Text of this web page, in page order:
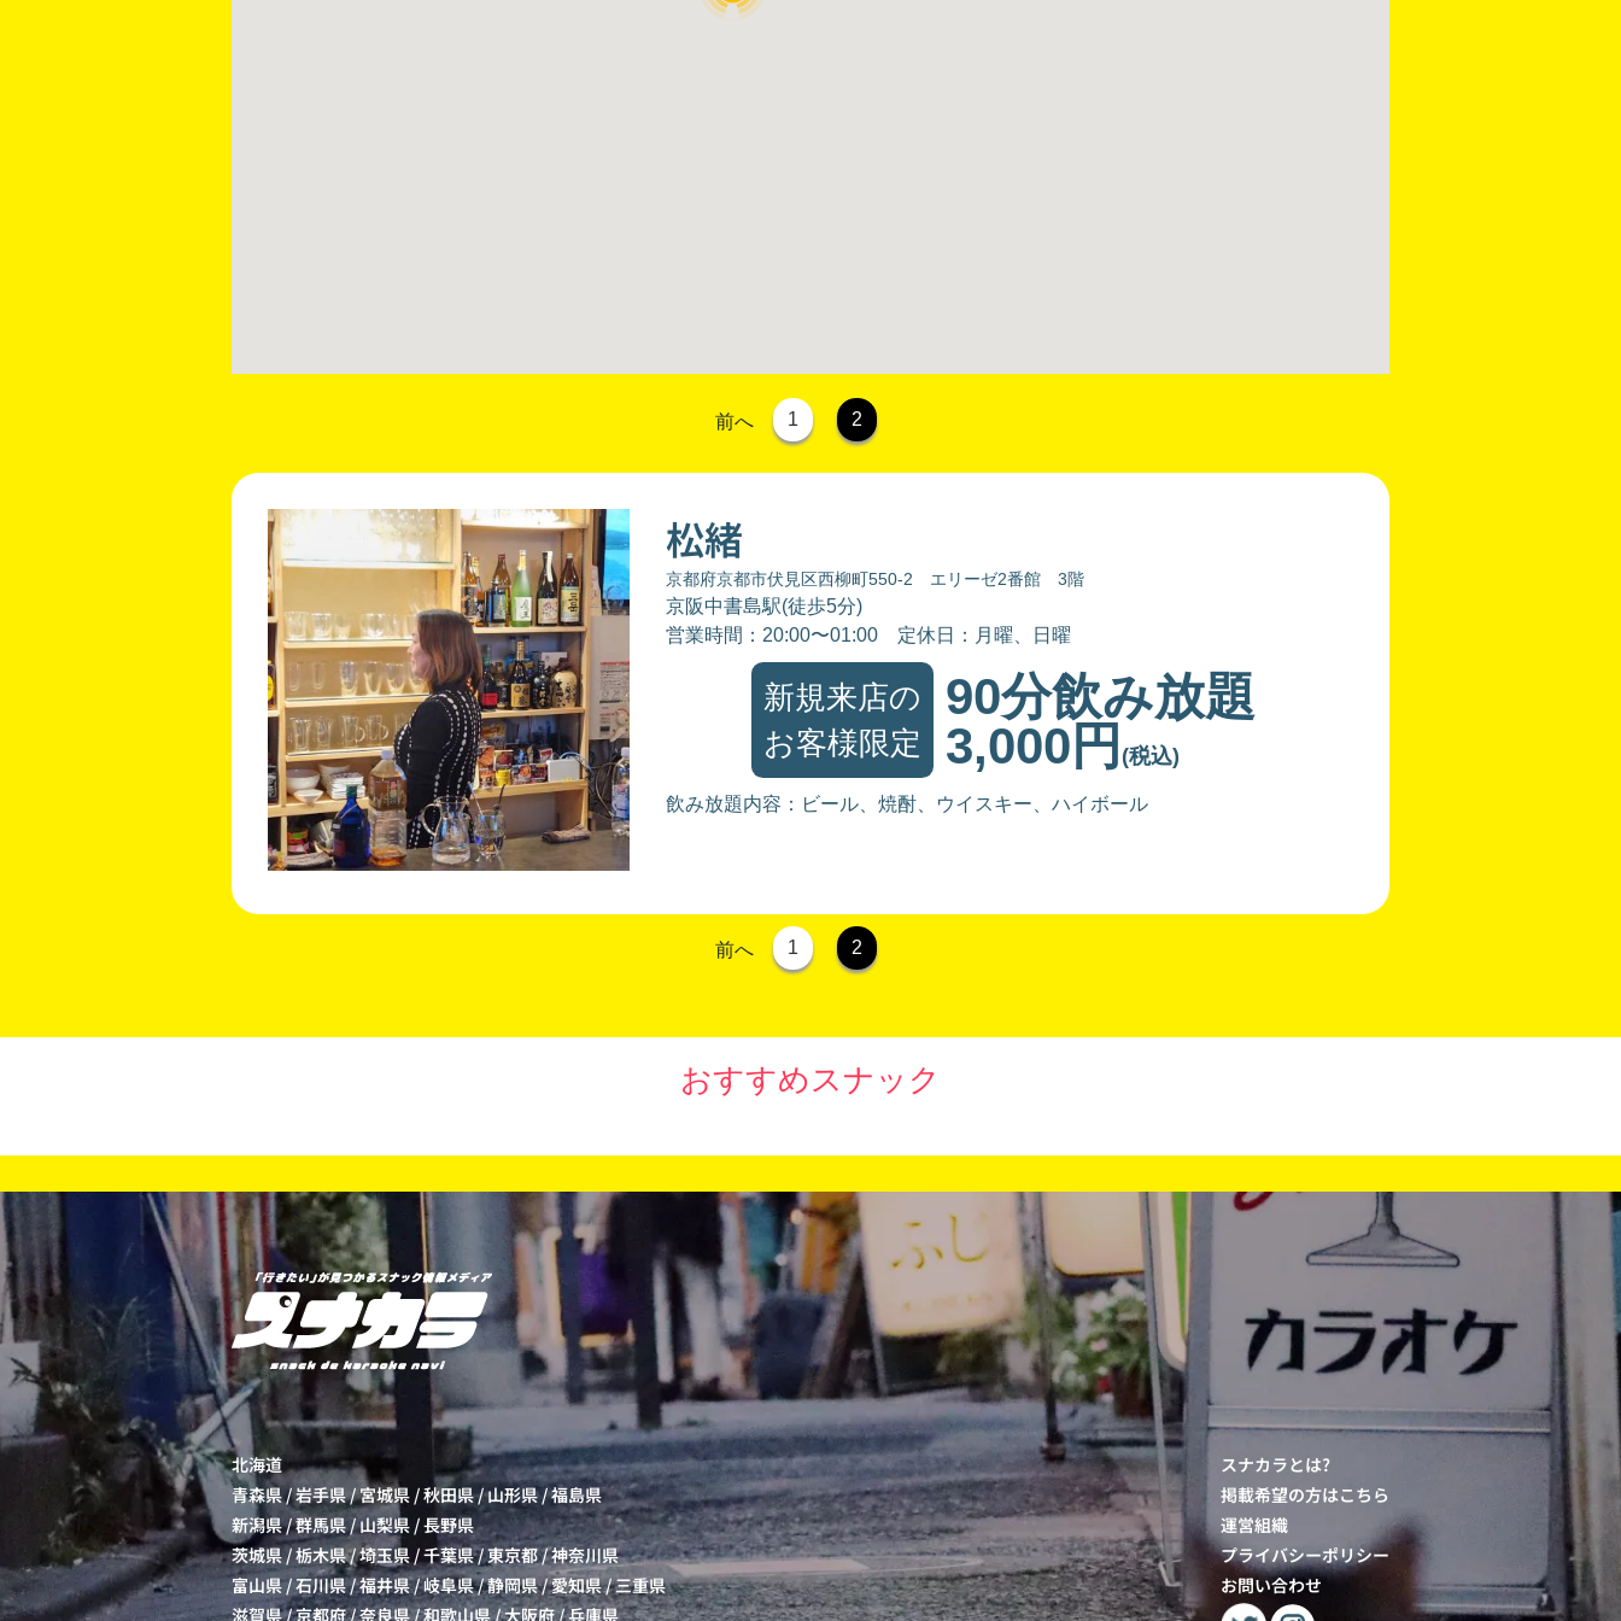
前へ 1 2
松緒
京都府京都市伏見区西柳町550-2 エリーゼ2番館 3階
京阪中書島駅(徒歩5分)
営業時間：20:00〜01:00
定休日：月曜、日曜
新規来店の
お客様限定
90分飲み放題
3,000円 (税込)
飲み放題内容：ビール、焼酎、ウイスキー、ハイボール
前へ 1 2
おすすめスナック
北海道
青森県/岩手県/宮城県 /秋田県/山形県/福島県
新潟県/群馬県/山梨県 /長野県
茨城県/栃木県/埼玉県 /千葉県/東京都/神奈川県
富山県/石川県/福井県/岐阜県/静岡県/愛知県/三重県
滋賀県/京都府/奈良県/和歌山県/大阪府/兵庫県
スナカラとは?
掲載希望の方はこちら
運営組織
プライバシーポリシー
お問い合わせ